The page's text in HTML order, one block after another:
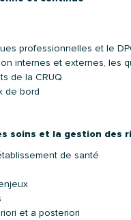
professionnelles et le
internes et externes, les
de la CRUQ
de bord
soins et la gestion des
de santé
et a posteriori